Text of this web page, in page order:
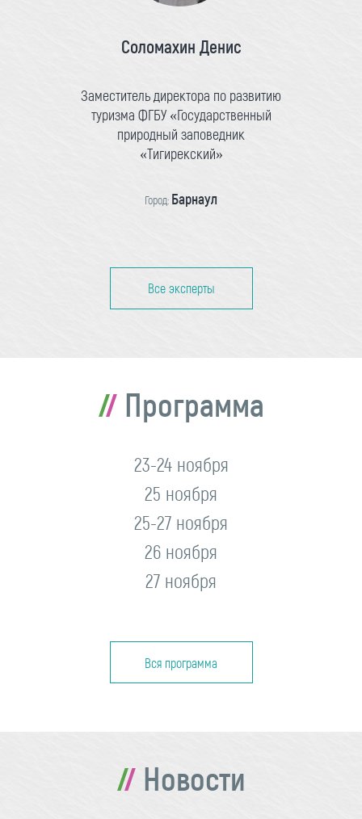
Соломахин Денис
Заместитель директора по развитию
туризма ФГБУ «Государственный
природный заповедник
«Тигирекский»
Город: Барнаул
Все эксперты
Программа
23-24 ноября
25 ноября
25-27 ноября
26 ноября
27 ноября
Вся программа
Новости